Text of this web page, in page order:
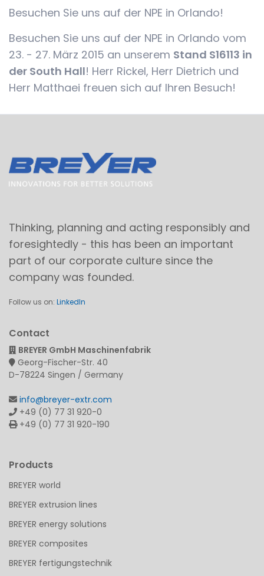
Besuchen Sie uns auf der NPE in Orlando!
Besuchen Sie uns auf der NPE in Orlando vom
23. - 27. März 2015 an unserem Stand S16113 in
der South Hall! Herr Rickel, Herr Dietrich und
Herr Matthaei freuen sich auf Ihren Besuch!
Thinking, planning and acting responsibly and
foresightedly - this has been an important
part of our corporate culture since the
company was founded.
Follow us on: LinkedIn
Contact
BREYER GmbH Maschinenfabrik
Georg-Fischer-Str. 40
D-78224 Singen / Germany
info@breyer-extr.com
+49 (0) 77 31 920-0
+49 (0) 77 31 920-190
Products
BREYER world
BREYER extrusion lines
BREYER energy solutions
BREYER composites
BREYER fertigungstechnik